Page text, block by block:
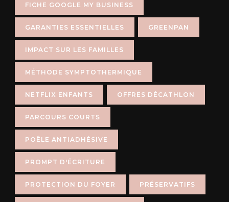
FICHE GOOGLE MY BUSINESS
GARANTIES ESSENTIELLES GREENPAN
IMPACT SUR LES FAMILLES
MÉTHODE SYMPTOTHERMIQUE
NETFLIX ENFANTS OFFRES DÉCATHLON
PARCOURS COURTS
POÊLE ANTIADHÉSIVE
PROMPT D'ÉCRITURE
PROTECTION DU FOYER PRÉSERVATIFS